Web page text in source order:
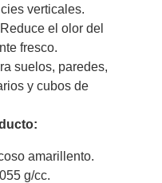
verticales.
Reduce el olor del
fresco.
suelos, paredes,
y cubos de
amarillento.
g/cc.